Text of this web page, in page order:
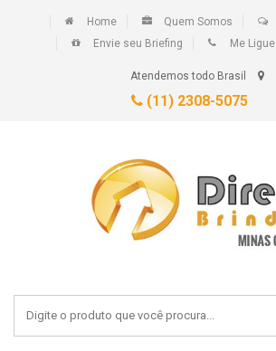
Home Quem Somos
Envie seu Briefing
Me Ligue
Atendemos todo Brasil
(11) 2308-5075